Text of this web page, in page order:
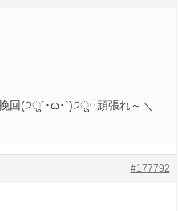
回(੭ु´･ω･`)੭ु⁾⁾頑張れ～＼
#177792